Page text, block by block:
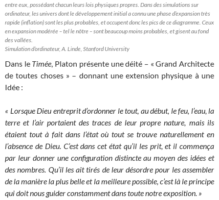
entre eux, possédant chacun leurs lois physiques propres. Dans des simulations sur
ordinateur, les univers dont le développement initial a connu une phase d’expansion très
rapide (inflation) sont les plus probables, et occupent donc les pics de ce diagramme. Ceux
en expansion modérée – tel le nôtre – sont beaucoup moins probables, et gisent au fond
des vallées.
Simulation d’ordinateur, A. Linde, Stanford University
Dans le Timée , Platon présente une déité – « Grand Architecte
de toutes choses » – donnant une extension physique à une
Idée :
« Lorsque Dieu entreprit d’ordonner le tout, au début, le feu, l’eau, la
terre et l’air portaient des traces de leur propre nature, mais ils
étaient tout à fait dans l’état où tout se trouve naturellement en
l’absence de Dieu. C’est dans cet état qu’il les prit, et il commença
par leur donner une configuration distincte au moyen des idées et
des nombres. Qu’il les ait tirés de leur désordre pour les assembler
de la manière la plus belle et la meilleure possible, c’est là le principe
qui doit nous guider constamment dans toute notre exposition. »